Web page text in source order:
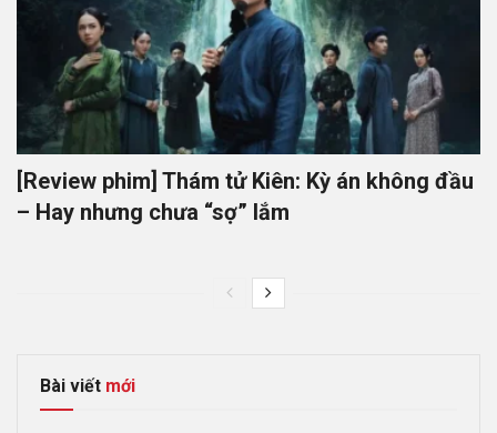
[Review phim] Thám tử Kiên: Kỳ án không đầu
– Hay nhưng chưa “sợ” lắm
Bài viết mới